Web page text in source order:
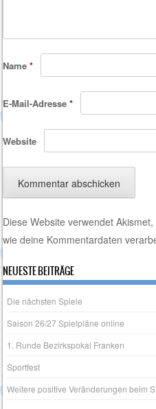
Name*
E-Mail-Adresse*
Website
Diese Website verwendet
wie deine Kommentardaten
NEUESTE BEITRÄGE
Die nächsten Spiele
Saison 26/27 Spielpläne online
1. Runde Bezirkspokal Franken
Sportfest
Weitere positive Veränderungen beim